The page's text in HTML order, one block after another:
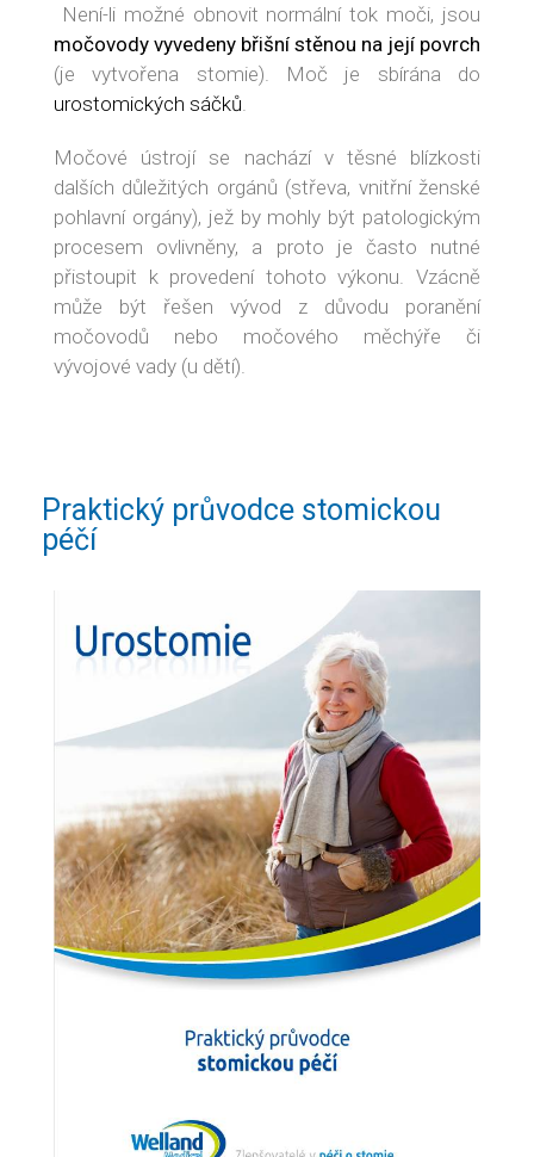
Není-li možné obnovit normální tok moči, jsou
močovody vyvedeny břišní stěnou na její povrch
(je vytvořena stomie). Moč je sbírána do
urostomických sáčků
Močové ústrojí se nachází v těsné blízkosti
dalších důležitých orgánů (střeva, vnitřní ženské
pohlavní orgány), jež by mohly být patologickým
procesem ovlivněny, a proto je často nutné
přistoupit k provedení tohoto výkonu. Vzácně
může být řešen vývod z důvodu poranění
močovodů nebo močového měchýře či
vývojové vady (u dětí).
Praktický průvodce stomickou
péčí